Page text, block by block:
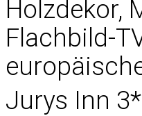
Holzdekor,
Flachbild-
Jurys Inn